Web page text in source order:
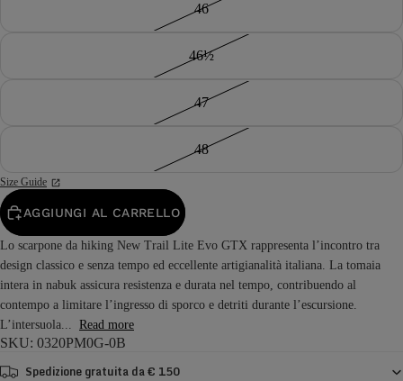
46
46½
47
48
Size Guide
AGGIUNGI AL CARRELLO
Lo scarpone da hiking New Trail Lite Evo GTX rappresenta l’incontro tra
design classico e senza tempo ed eccellente artigianalità italiana. La tomaia
intera in nabuk assicura resistenza e durata nel tempo, contribuendo al
contempo a limitare l’ingresso di sporco e detriti durante l’escursione.
L’intersuola... Read more
SKU: 0320PM0G-0B
Spedizione gratuita da € 150